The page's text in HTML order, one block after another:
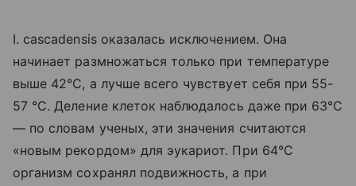
I. cascadensis оказалась исключением. Она
начинает размножаться только при температуре
выше 42°C, а лучше всего чувствует себя при 55-
57 °C. Деление клеток наблюдалось даже при 63°C
— по словам ученых, эти значения считаются
«новым рекордом» для эукариот. При 64°C
организм сохранял подвижность, а при